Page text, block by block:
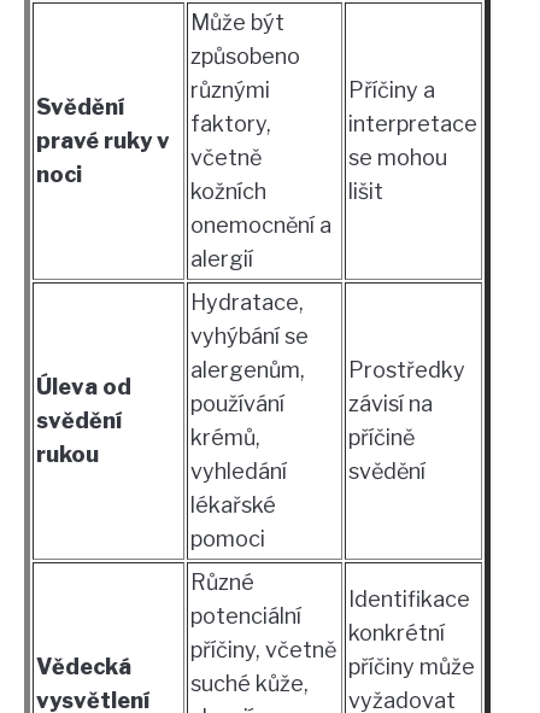
Svědění
pravé ruky v
noci
Může být
způsobeno
různými
faktory,
včetně
kožních
onemocnění a
alergií
Příčiny a
interpretace
se mohou
lišit
Úleva od
svědění
rukou
Hydratace,
vyhýbání se
alergenům,
používání
krémů,
vyhledání
lékařské
pomoci
Prostředky
závisí na
příčině
svědění
Vědecká
vysvětlení
Různé
potenciální
příčiny, včetně
suché kůže,
Identifikace
konkrétní
příčiny může
vyžadovat